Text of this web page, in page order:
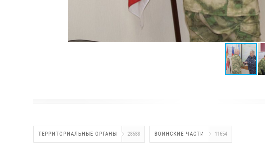
ТЕРРИТОРИАЛЬНЫЕ ОРГАНЫ 28588 ВОИНСКИЕ ЧАСТИ 11654